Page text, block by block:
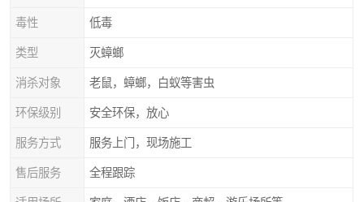
毒性 低毒
类型 灭蟑螂
消杀对象 老鼠，蟑螂，白蚁等害虫
环保级别 安全环保，放心
服务方式 服务上门，现场施工
售后服务 全程跟踪